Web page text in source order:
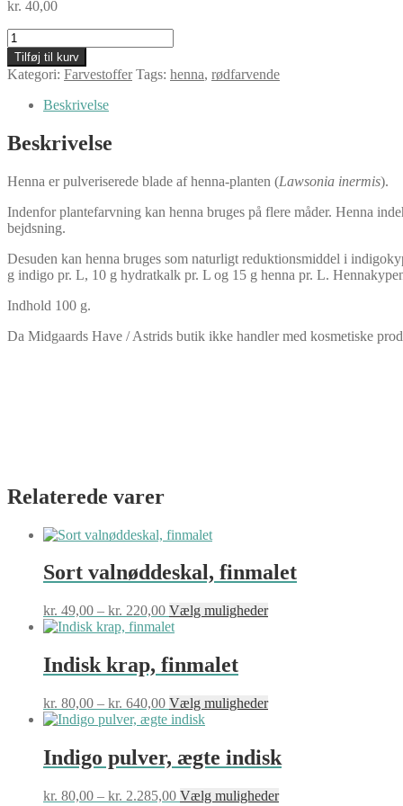
kr. 40,00
Henna,
100
g
antal
Tilføj til kurv
Kategori: Farvestoffer Tags: henna, rødfarvende
Beskrivelse
Beskrivelse
Henna er pulveriserede blade af henna-planten (Lawsonia inermis).
Indenfor plantefarvning kan henna bruges på flere måder. Henna
bejdsning.
Desuden kan henna bruges som naturligt reduktionsmiddel i
g indigo pr. L, 10 g hydratkalk pr. L og 15 g henna pr. L.
Indhold 100 g.
Da Midgaards Have / Astrids butik ikke handler med kosmetiske
Relaterede varer
Sort valnøddeskal, finmalet
kr. 49,00 – kr. 220,00Prisinterval:
kr. 49,00
kr. 220,00
Vælg mulighederDette
kan
varesiden
Indisk krap, finmalet
kr. 80,00 – kr. 640,00Prisinterval:
kr. 80,00
kr. 640,00
Vælg mulighederDette
flere
varianter.
kan
Indigo pulver, ægte indisk
kr. 80,00 – kr. 2.285,00Prisinterval:
Vælg mulighederDette